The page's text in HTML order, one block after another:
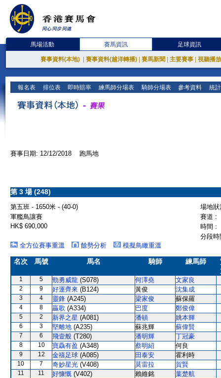
馬場活動 賽馬資訊 足球資訊
賽事資料(本地) 賽事資料(越洋轉播) 賽馬新聞 主要賽事 視聽播
報名表 排位表 即時賠率 練馬師分場表 騎師分場表 參考資料 統
賽事日期: 12/12/2018 跑馬地
第 3 場 (248)
第五班 - 1650米 - (40-0)
場地
軍艦鳥讓賽
賽道 :
HK$ 690,000
時間 :
分段
全方位賽事重溫
餘勢分析 模擬鳥瞰重溫
名次 馬號 馬名 騎師 練馬師
1 5 勁勇威龍 (S078) 何澤堯 文家良
2 9 好運齊來 (B124) 黃俊 沈集成
3 4 靈鋒 (A245) 梁家俊 蘇保羅
4 8 贏歌 (A334) 巴度 鄭俊偉
5 2 新界之星 (A081) 潘頓 姚本輝
6 3 堅離地 (A235) 蘇兆輝 蘇偉賢
7 6 飛壹般 (T280) 潘明輝 丁冠豪
8 10 寶驫有盈 (A348) 蔡明紹 何良
9 12 金禧足球 (A085) 田泰安 霍利時
10 7 奇妙星光 (V408) 莫雷拉 賀賢
11 11 好慷慨 (V402) 賴維銘 葉楚航